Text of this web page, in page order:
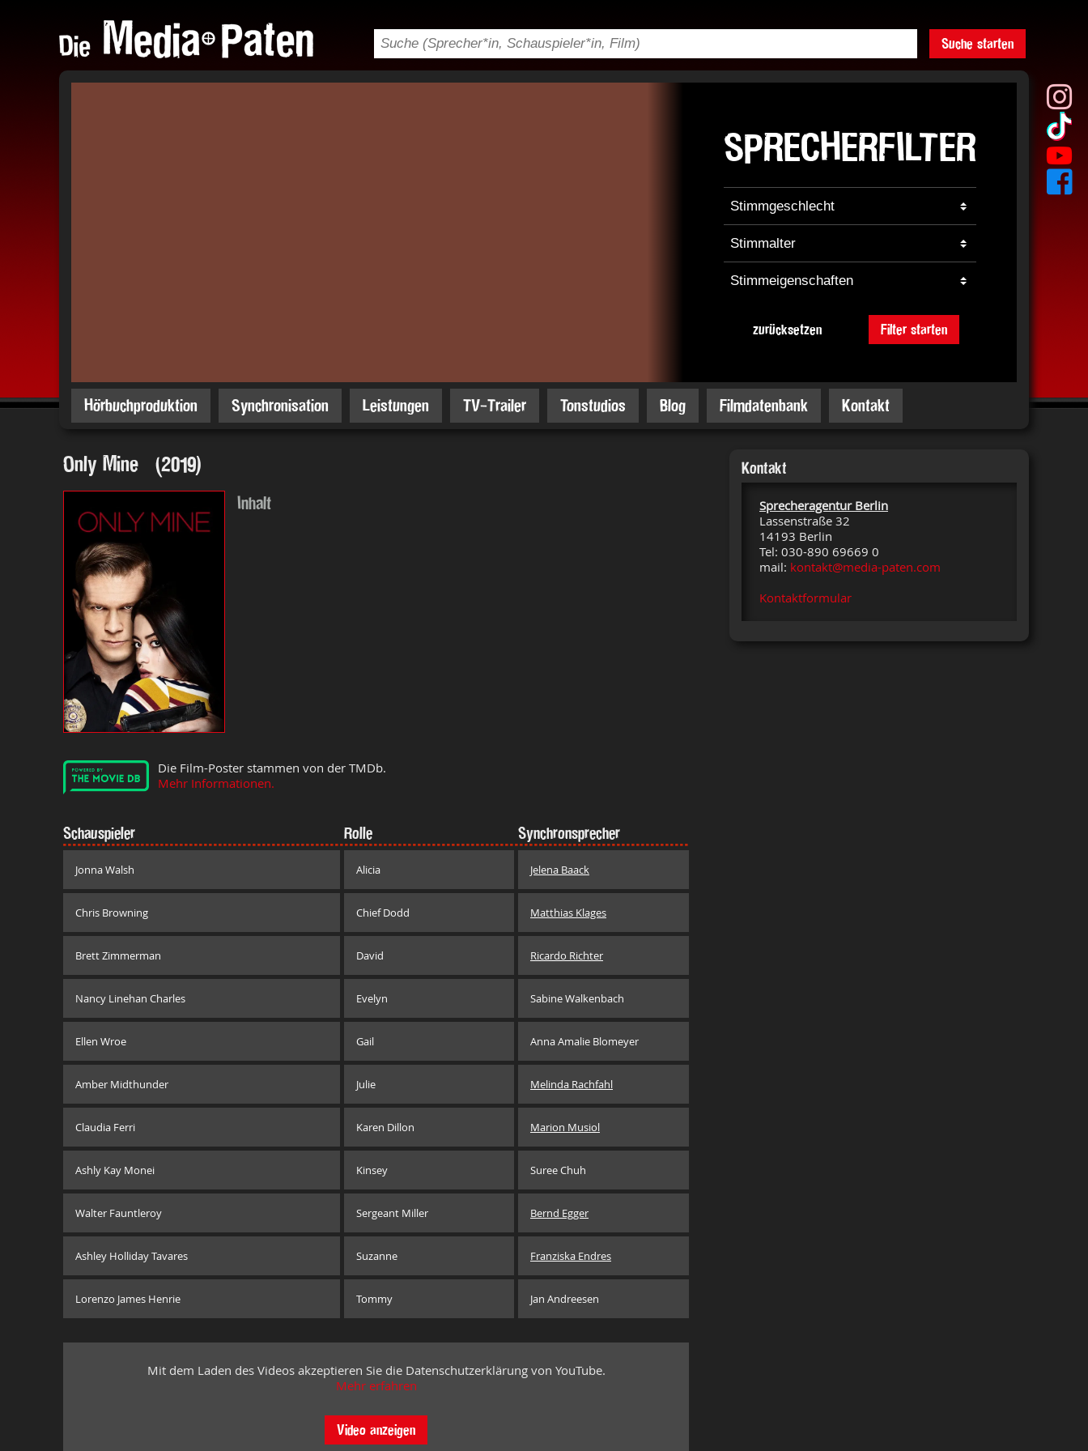
Suche starten
SPRECHERFILTER
zurücksetzen Filter starten
Hörbuchproduktion Synchronisation Leistungen TV-Trailer Tonstudios Blog Filmdatenbank Kontakt
Only Mine (2019)
Inhalt
Die Film-Poster stammen von der TMDb.
Mehr Informationen.
Schauspieler Rolle Synchronsprecher
Jonna Walsh Alicia Jelena Baack
Chris Browning Chief Dodd Matthias Klages
Brett Zimmerman David Ricardo Richter
Nancy Linehan Charles Evelyn Sabine Walkenbach
Ellen Wroe Gail Anna Amalie Blomeyer
Amber Midthunder Julie Melinda Rachfahl
Claudia Ferri Karen Dillon Marion Musiol
Ashly Kay Monei Kinsey Suree Chuh
Walter Fauntleroy Sergeant Miller Bernd Egger
Ashley Holliday Tavares Suzanne Franziska Endres
Lorenzo James Henrie Tommy Jan Andreesen
Mit dem Laden des Videos akzeptieren Sie die Datenschutzerklärung von YouTube.
Mehr erfahren
Video anzeigen
Kontakt
Sprecheragentur Berlin
Lassenstraße 32
14193 Berlin
Tel: 030-890 69669 0
mail: kontakt@media-paten.com
Kontaktformular